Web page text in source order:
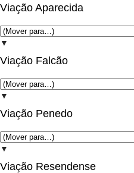
Viação Aparecida
▼
Viação Falcão
▼
Viação Penedo
▼
Viação Resendense